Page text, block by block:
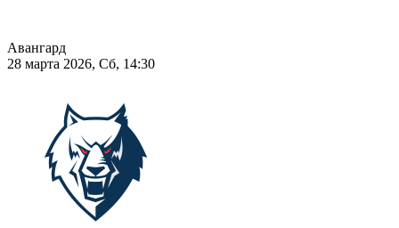
Авангард
28 марта 2026, Сб, 14:30